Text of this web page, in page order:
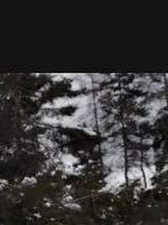
formación de